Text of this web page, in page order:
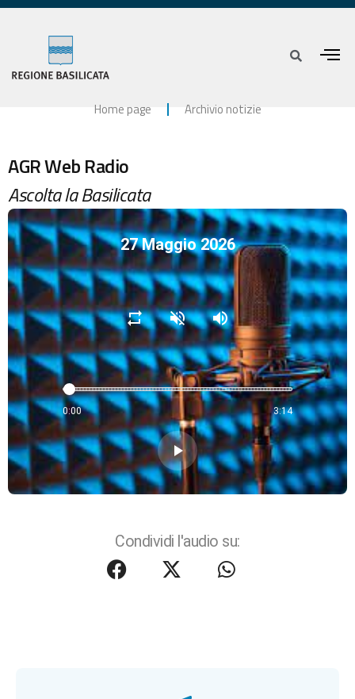
Home page Archivio notizie
AGR Web Radio
Ascolta la Basilicata
27 Maggio 2026
repeat volume_off volume_up
0:00 3:14
play_arrow
Condividi l'audio su: